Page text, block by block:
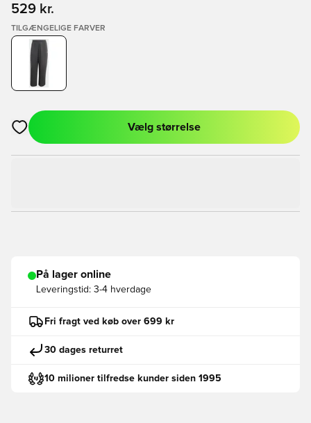
529 kr.
TILGÆNGELIGE FARVER
Åbner en Modal til at logge ind eller tilmelde dig som medlem
Vælg størrelse
På lager online
Leveringstid: 3-4 hverdage
Fri fragt ved køb over 699 kr
30 dages returret
10 milioner tilfredse kunder siden 1995